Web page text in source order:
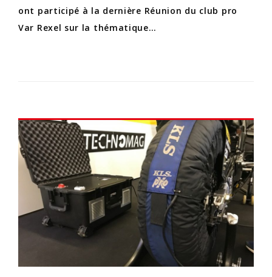
ont participé à la dernière Réunion du club pro
Var Rexel sur la thématique…